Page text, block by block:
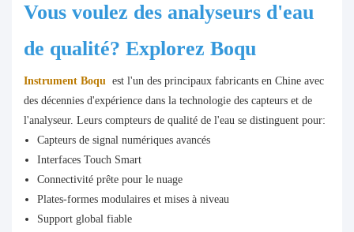
Vous voulez des analyseurs d'eau
de qualité? Explorez Boqu
Instrument Boqu est l'un des principaux fabricants en Chine avec
des décennies d'expérience dans la technologie des capteurs et de
l'analyseur. Leurs compteurs de qualité de l'eau se distinguent pour:
Capteurs de signal numériques avancés
Interfaces Touch Smart
Connectivité prête pour le nuage
Plates-formes modulaires et mises à niveau
Support global fiable